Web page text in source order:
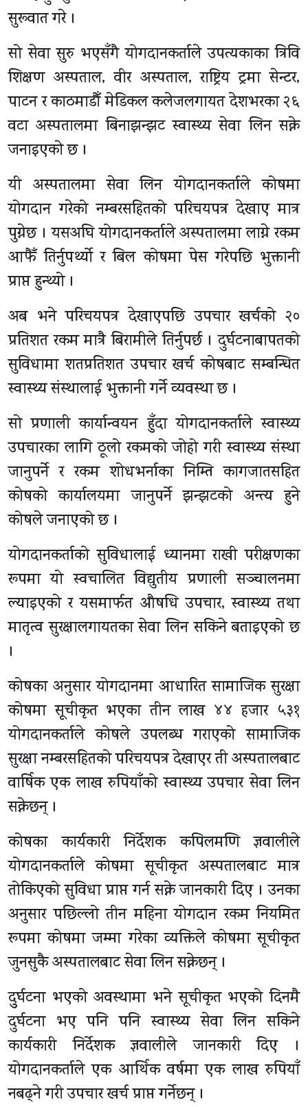
सुरूवात गरे ।
सो सेवा सुरु भएसँगै योगदानकर्ताले उपत्यकाका त्रिवि
शिक्षण अस्पताल, वीर अस्पताल, राष्ट्रिय ट्रमा सेन्टर,
पाटन र काठमाडौँ मेडिकल कलेजलगायत देशभरका २६
वटा अस्पतालमा बिनाझन्झट स्वास्थ्य सेवा लिन सक्ने
जनाइएकाे छ ।
यी अस्पतालमा सेवा लिन योगदानकर्ताले कोषमा
योगदान गरेको नम्बरसहितको परिचयपत्र देखाए मात्र
पुग्नेछ । यसअघि योगदानकर्ताले अस्पतालमा लाग्ने रकम
आफैँ तिर्नुपर्थ्याे र बिल कोषमा पेस गरेपछि भुक्तानी
प्राप्त हुन्थ्यो ।
अब भने परिचयपत्र देखाएपछि उपचार खर्चको २०
प्रतिशत रकम मात्रै बिरामीले तिर्नुपर्छ । दुर्घटनाबापतको
सुविधामा शतप्रतिशत उपचार खर्च कोषबाट सम्बन्धित
स्वास्थ्य संस्थालाई भुक्तानी गर्ने व्यवस्था छ ।
सो प्रणाली कार्यान्वयन हुँदा योगदानकर्ताले स्वास्थ्य
उपचारका लागि ठूलो रकमको जोहो गरी स्वास्थ्य संस्था
जानुपर्ने र रकम शोधभर्नाका निम्ति कागजातसहित
कोषको कार्यालयमा जानुपर्ने झन्झटको अन्त्य हुने
कोषले जनाएको छ ।
योगदानकर्ताको सुविधालाई ध्यानमा राखी परीक्षणका
रूपमा यो स्वचालित विद्युतीय प्रणाली सञ्चालनमा
ल्याइएको र यसमार्फत औषधि उपचार, स्वास्थ्य तथा
मातृत्व सुरक्षालगायतका सेवा लिन सकिने बताइएको छ
।
कोषका अनुसार योगदानमा आधारित सामाजिक सुरक्षा
कोषमा सूचीकृत भएका तीन लाख ४४ हजार ५३१
योगदानकर्ताले कोषले उपलब्ध गराएको सामाजिक
सुरक्षा नम्बरसहितको परिचयपत्र देखाएर ती अस्पतालबाट
वार्षिक एक लाख रुपियाँको स्वास्थ्य उपचार सेवा लिन
सक्नेछन् ।
कोषका कार्यकारी निर्देशक कपिलमणि ज्ञवालीले
योगदानकर्ताले कोषमा सूचीकृत अस्पतालबाट मात्र
तोकिएको सुविधा प्राप्त गर्न सक्ने जानकारी दिए । उनका
अनुसार पछिल्लो तीन महिना योगदान रकम नियमित
रूपमा कोषमा जम्मा गरेका व्यक्तिले कोषमा सूचीकृत
जुनसुकै अस्पतालबाट सेवा लिन सक्नेछन् ।
दुुर्घटना भएको अवस्थामा भने सूचीकृत भएको दिनमै
दुर्घटना भए पनि पनि स्वास्थ्य सेवा लिन सकिने
कार्यकारी निर्देशक ज्ञवालीले जानकारी दिए ।
योगदानकर्ताले एक आर्थिक वर्षमा एक लाख रुपियाँ
नबढ्ने गरी उपचार खर्च प्राप्त गर्नेछन् ।